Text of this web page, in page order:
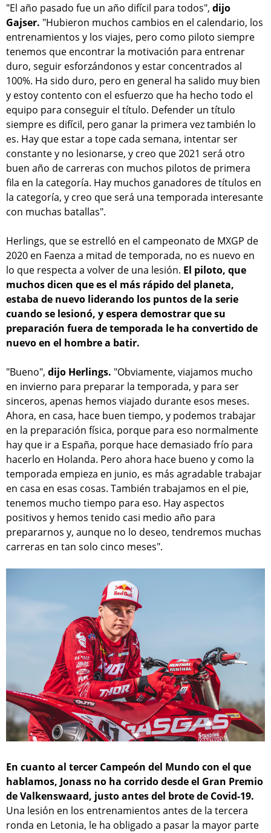
"El año pasado fue un año difícil para todos", dijo
Gajser. "Hubieron muchos cambios en el calendario, los
entrenamientos y los viajes, pero como piloto siempre
tenemos que encontrar la motivación para entrenar
duro, seguir esforzándonos y estar concentrados al
100%. Ha sido duro, pero en general ha salido muy bien
y estoy contento con el esfuerzo que ha hecho todo el
equipo para conseguir el título. Defender un título
siempre es difícil, pero ganar la primera vez también lo
es. Hay que estar a tope cada semana, intentar ser
constante y no lesionarse, y creo que 2021 será otro
buen año de carreras con muchos pilotos de primera
fila en la categoría. Hay muchos ganadores de títulos en
la categoría, y creo que será una temporada interesante
con muchas batallas".
Herlings, que se estrelló en el campeonato de MXGP de
2020 en Faenza a mitad de temporada, no es nuevo en
lo que respecta a volver de una lesión. El piloto, que
muchos dicen que es el más rápido del planeta,
estaba de nuevo liderando los puntos de la serie
cuando se lesionó, y espera demostrar que su
preparación fuera de temporada le ha convertido de
nuevo en el hombre a batir.
"Bueno", dijo Herlings. "Obviamente, viajamos mucho
en invierno para preparar la temporada, y para ser
sinceros, apenas hemos viajado durante esos meses.
Ahora, en casa, hace buen tiempo, y podemos trabajar
en la preparación física, porque para eso normalmente
hay que ir a España, porque hace demasiado frío para
hacerlo en Holanda. Pero ahora hace bueno y como la
temporada empieza en junio, es más agradable trabajar
en casa en esas cosas. También trabajamos en el pie,
tenemos mucho tiempo para eso. Hay aspectos
positivos y hemos tenido casi medio año para
prepararnos y, aunque no lo deseo, tendremos muchas
carreras en tan solo cinco meses".
En cuanto al tercer Campeón del Mundo con el que
hablamos, Jonass no ha corrido desde el Gran Premio
de Valkenswaard, justo antes del brote de Covid-19.
Una lesión en los entrenamientos antes de la tercera
ronda en Letonia, le ha obligado a pasar la mayor parte